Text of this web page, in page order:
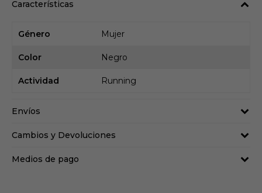
Envíos
Cambios y Devoluciones
Medios de pago
Características
Género Mujer
Color Negro
Actividad Running